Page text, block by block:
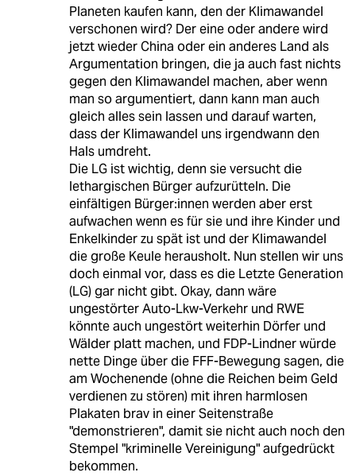
Planeten kaufen kann, den der Klimawandel
verschonen wird? Der eine oder andere wird
jetzt wieder China oder ein anderes Land als
Argumentation bringen, die ja auch fast nichts
gegen den Klimawandel machen, aber wenn
man so argumentiert, dann kann man auch
gleich alles sein lassen und darauf warten,
dass der Klimawandel uns irgendwann den
Hals umdreht.
Die LG ist wichtig, denn sie versucht die
lethargischen Bürger aufzurütteln. Die
einfältigen Bürger:innen werden aber erst
aufwachen wenn es für sie und ihre Kinder und
Enkelkinder zu spät ist und der Klimawandel
die große Keule herausholt. Nun stellen wir uns
doch einmal vor, dass es die Letzte Generation
(LG) gar nicht gibt. Okay, dann wäre
ungestörter Auto-Lkw-Verkehr und RWE
könnte auch ungestört weiterhin Dörfer und
Wälder platt machen, und FDP-Lindner würde
nette Dinge über die FFF-Bewegung sagen, die
am Wochenende (ohne die Reichen beim Geld
verdienen zu stören) mit ihren harmlosen
Plakaten brav in einer Seitenstraße
"demonstrieren", damit sie nicht auch noch den
Stempel "kriminelle Vereinigung" aufgedrückt
bekommen.